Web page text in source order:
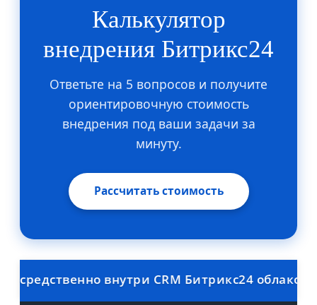
Калькулятор
внедрения Битрикс24
Ответьте на 5 вопросов и получите
ориентировочную стоимость
внедрения под ваши задачи за
минуту.
Рассчитать стоимость
внутри CRM Битрикс24